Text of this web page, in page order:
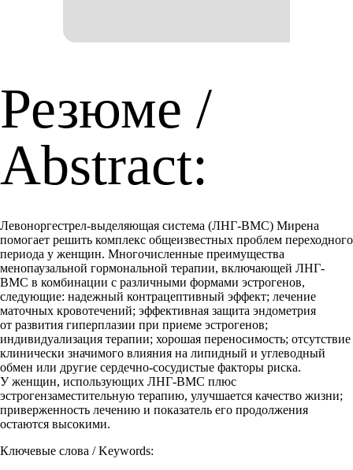
Резюме /
Abstract:
Левоноргестрел-выделяющая система (ЛНГ-ВМС) Мирена
помогает решить комплекс общеизвестных проблем переходного
периода у женщин. Многочисленные преимущества
менопаузальной гормональной терапии, включающей ЛНГ-
ВМС в комбинации с различными формами эстрогенов,
следующие: надежный контрацептивный эффект; лечение
маточных кровотечений; эффективная защита эндометрия
от развития гиперплазии при приеме эстрогенов;
индивидуализация терапии; хорошая переносимость; отсутствие
клинически значимого влияния на липидный и углеводный
обмен или другие сердечно-сосудистые факторы риска.
У женщин, использующих ЛНГ-ВМС плюс
эстрогензаместительную терапию, улучшается качество жизни;
приверженность лечению и показатель его продолжения
остаются высокими.
Ключевые слова / Keywords: